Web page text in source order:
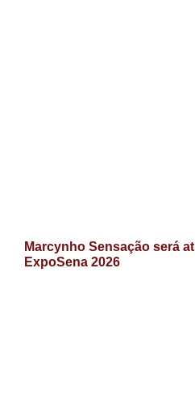
Marcynho Sensação será
ExpoSena 2026